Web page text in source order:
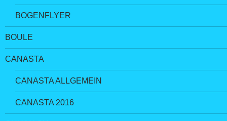
BOGENFLYER
BOULE
CANASTA
CANASTA ALLGEMEIN
CANASTA 2016